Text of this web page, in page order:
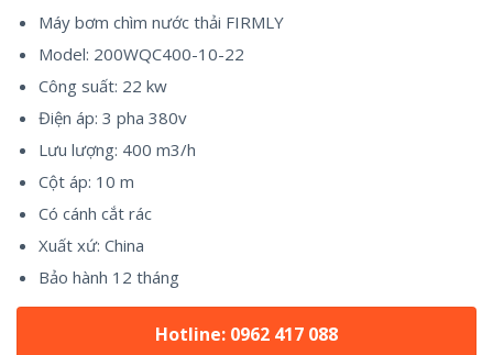
Máy bơm chìm nước thải FIRMLY
Model: 200WQC400-10-22
Công suất: 22 kw
Điện áp: 3 pha 380v
Lưu lượng: 400 m3/h
Cột áp: 10 m
Có cánh cắt rác
Xuất xứ: China
Bảo hành 12 tháng
Hotline: 0962 417 088